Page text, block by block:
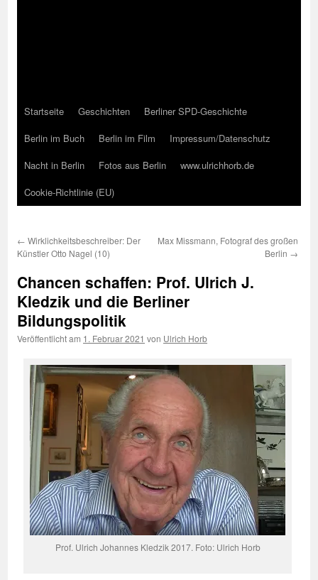
Startseite Geschichten
Berliner SPD-Geschichte
Berlin im Buch
Berlin im Film
Impressum/Datenschutz
Nacht in Berlin
Fotos aus Berlin
www.ulrichhorb.de
Cookie-Richtlinie (EU)
← Wirklichkeitsbeschreiber: Der
Künstler Otto Nagel (10)
Max Missmann, Fotograf des großen
Berlin →
Chancen schaffen: Prof. Ulrich J.
Kledzik und die Berliner
Bildungspolitik
Veröffentlicht am 1. Februar 2021 von Ulrich Horb
Prof. Ulrich Johannes Kledzik 2017. Foto: Ulrich Horb